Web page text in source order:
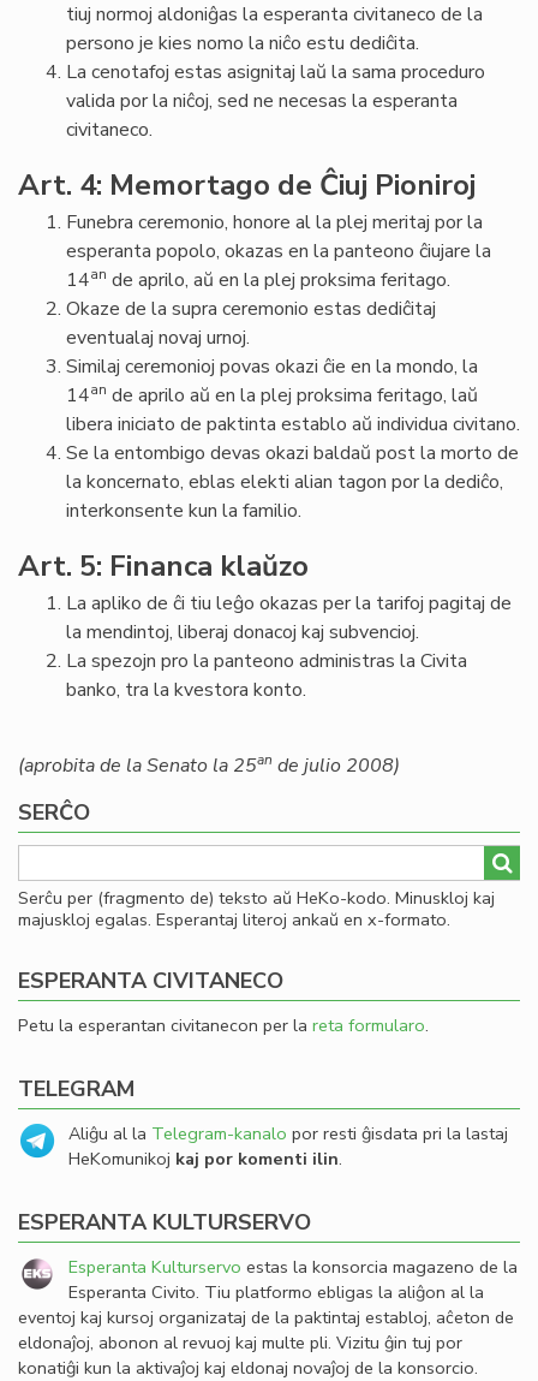
tiuj normoj aldoniĝas la esperanta civitaneco de la
persono je kies nomo la niĉo estu dediĉita.
La cenotafoj estas asignitaj laŭ la sama proceduro
valida por la niĉoj, sed ne necesas la esperanta
civitaneco.
Art. 4: Memortago de Ĉiuj Pioniroj
Funebra ceremonio, honore al la plej meritaj por la
esperanta popolo, okazas en la panteono ĉiujare la
14an de aprilo, aŭ en la plej proksima feritago.
Okaze de la supra ceremonio estas dediĉitaj
eventualaj novaj urnoj.
Similaj ceremonioj povas okazi ĉie en la mondo, la
14an de aprilo aŭ en la plej proksima feritago, laŭ
libera iniciato de paktinta establo aŭ individua civitano.
Se la entombigo devas okazi baldaŭ post la morto de
la koncernato, eblas elekti alian tagon por la dediĉo,
interkonsente kun la familio.
Art. 5: Financa klaŭzo
La apliko de ĉi tiu leĝo okazas per la tarifoj pagitaj de
la mendintoj, liberaj donacoj kaj subvencioj.
La spezojn pro la panteono administras la Civita
banko, tra la kvestora konto.
(aprobita de la Senato la 25an de julio 2008)
SERĈO
Serĉu per (fragmento de) teksto aŭ HeKo-kodo. Minuskloj kaj
majuskloj egalas. Esperantaj literoj ankaŭ en x-formato.
ESPERANTA CIVITANECO
Petu la esperantan civitanecon per la reta formularo.
TELEGRAM
Aliĝu al la Telegram-kanalo por resti ĝisdata pri la lastaj
HeKomunikoj kaj por komenti ilin.
ESPERANTA KULTURSERVO
Esperanta Kulturservo estas la konsorcia magazeno de la
Esperanta Civito. Tiu platformo ebligas la aliĝon al la
eventoj kaj kursoj organizataj de la paktintaj establoj, aĉeton de
eldonaĵoj, abonon al revuoj kaj multe pli. Vizitu ĝin tuj por
konatiĝi kun la aktivaĵoj kaj eldonaj novaĵoj de la konsorcio.